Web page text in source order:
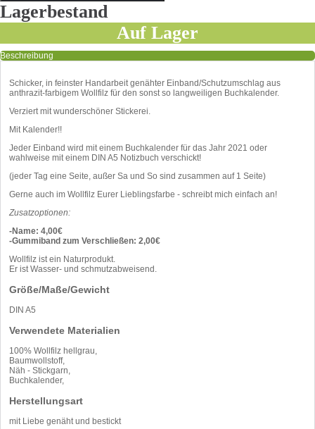
Lagerbestand
Auf Lager
Beschreibung
Schicker, in feinster Handarbeit genähter Einband/Schutzumschlag aus
anthrazit-farbigem Wollfilz für den sonst so langweiligen Buchkalender.
Verziert mit wunderschöner Stickerei.
Mit Kalender!!
Jeder Einband wird mit einem Buchkalender für das Jahr 2021 oder
wahlweise mit einem DIN A5 Notizbuch verschickt!
(jeder Tag eine Seite, außer Sa und So sind zusammen auf 1 Seite)
Gerne auch im Wollfilz Eurer Lieblingsfarbe - schreibt mich einfach an!
Zusatzoptionen:
-Name: 4,00€
-Gummiband zum Verschließen: 2,00€
Wollfilz ist ein Naturprodukt.
Er ist Wasser- und schmutzabweisend.
Größe/Maße/Gewicht
DIN A5
Verwendete Materialien
100% Wollfilz hellgrau,
Baumwollstoff,
Näh - Stickgarn,
Buchkalender,
Herstellungsart
mit Liebe genäht und bestickt